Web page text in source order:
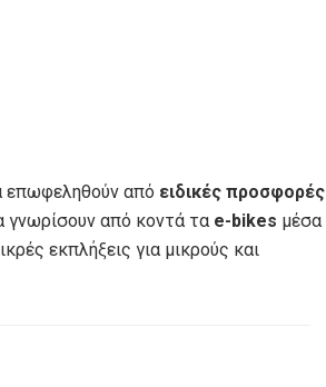
επωφεληθούν από ειδικές προσφορές
γνωρίσουν από κοντά τα e-bikes μέσα
εκπλήξεις για μικρούς και